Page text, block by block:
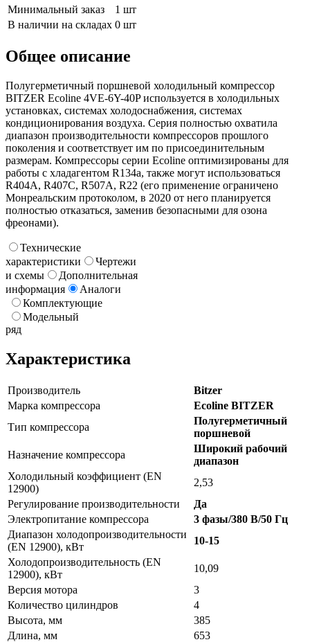
Минимальный заказ
1 шт
В наличии на складах 0 шт
Общее описание
Полугерметичный поршневой холодильный компрессор
BITZER Ecoline 4VE-6Y-40P используется в холодильных
установках, системах холодоснабжения, системах
кондиционирования воздуха. Серия полностью охватила
диапазон производительности компрессоров прошлого
поколения и соответствует им по присоединительным
размерам. Компрессоры серии Ecoline оптимизированы для
работы с хладагентом R134a, также могут использоваться
R404A, R407C, R507A, R22 (его применение ограничено
Монреальским протоколом, в 2020 от него планируется
полностью отказаться, заменив безопасными для озона
фреонами).
Технические
характеристики
Чертежи
и схемы
Дополнительная
информация
Аналоги
Комплектующие
Модельный
ряд
Характеристика
Производитель
Bitzer
Марка компрессора
Ecoline BITZER
Тип компрессора
Полугерметичный
поршневой
Назначение компрессора
Широкий рабочий
диапазон
Холодильный коэффициент (EN
12900)
2,53
Регулирование производительности
Да
Электропитание компрессора
3 фазы/380 В/50 Гц
Диапазон холодопроизводительности
(EN 12900), кВт
10-15
Холодопроизводительность (EN
12900), кВт
10,09
Версия мотора
3
Количество цилиндров
4
Высота, мм
385
Длина, мм
653